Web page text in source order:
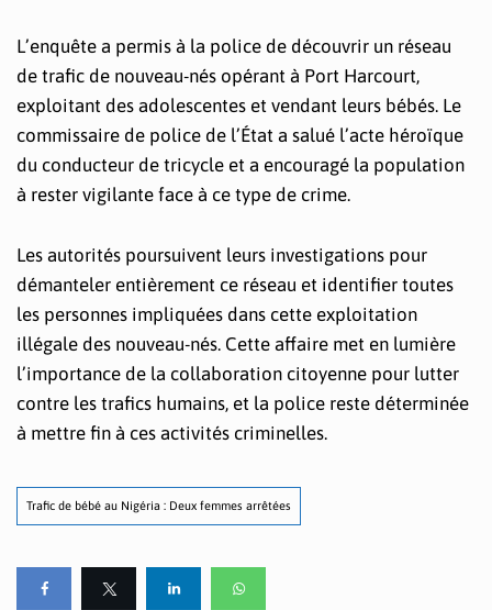
L’enquête a permis à la police de découvrir un réseau
de trafic de nouveau-nés opérant à Port Harcourt,
exploitant des adolescentes et vendant leurs bébés. Le
commissaire de police de l’État a salué l’acte héroïque
du conducteur de tricycle et a encouragé la population
à rester vigilante face à ce type de crime.
Les autorités poursuivent leurs investigations pour
démanteler entièrement ce réseau et identifier toutes
les personnes impliquées dans cette exploitation
illégale des nouveau-nés. Cette affaire met en lumière
l’importance de la collaboration citoyenne pour lutter
contre les trafics humains, et la police reste déterminée
à mettre fin à ces activités criminelles.
Trafic de bébé au Nigéria : Deux femmes arrêtées